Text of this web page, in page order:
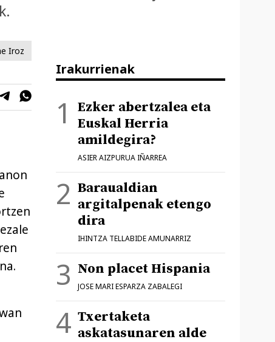
Iroz
Irakurrienak
Ezker abertzalea eta
Euskal Herria
amildegira?
ASIER AIZPURUA IÑARREA
Baraualdian
argitalpenak etengo
dira
IHINTZA TELLABIDE AMUNARRIZ
Non placet Hispania
JOSE MARI ESPARZA ZABALEGI
Txertaketa
askatasunaren alde